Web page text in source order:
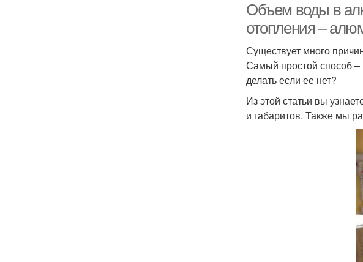
Объем воды в
отопления –
Существует много
Самый простой способ –
делать если ее нет?
Из этой статьи вы
и габаритов. Также мы